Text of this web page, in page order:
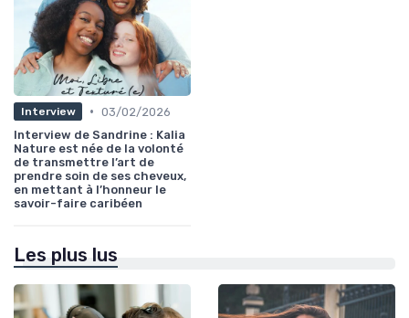
Interview • 03/02/2026
Interview de Sandrine : Kalia
Nature est née de la volonté
de transmettre l’art de
prendre soin de ses cheveux,
en mettant à l’honneur le
savoir-faire caribéen
Les plus lus